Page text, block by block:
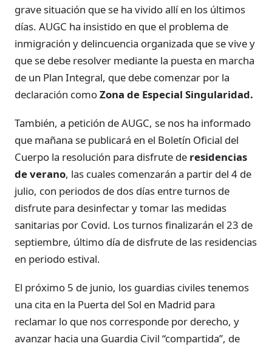
grave situación que se ha vivido allí en los últimos
días. AUGC ha insistido en que el problema de
inmigración y delincuencia organizada que se vive y
que se debe resolver mediante la puesta en marcha
de un Plan Integral, que debe comenzar por la
declaración comoZona de Especial Singularidad.
También, a petición de AUGC, se nos ha informado
que mañana se publicará en el Boletín Oficial del
Cuerpo la resolución para disfrute de residencias
de verano, las cuales comenzarán a partir del 4 de
julio, con periodos de dos días entre turnos de
disfrute para desinfectar y tomar las medidas
sanitarias por Covid. Los turnos finalizarán el 23 de
septiembre, último día de disfrute de las residencias
en periodo estival.
El próximo 5 de junio, los guardias civiles tenemos
una cita en la Puerta del Sol en Madrid para
reclamar lo que nos corresponde por derecho, y
avanzar hacia una Guardia Civil “compartida”, de